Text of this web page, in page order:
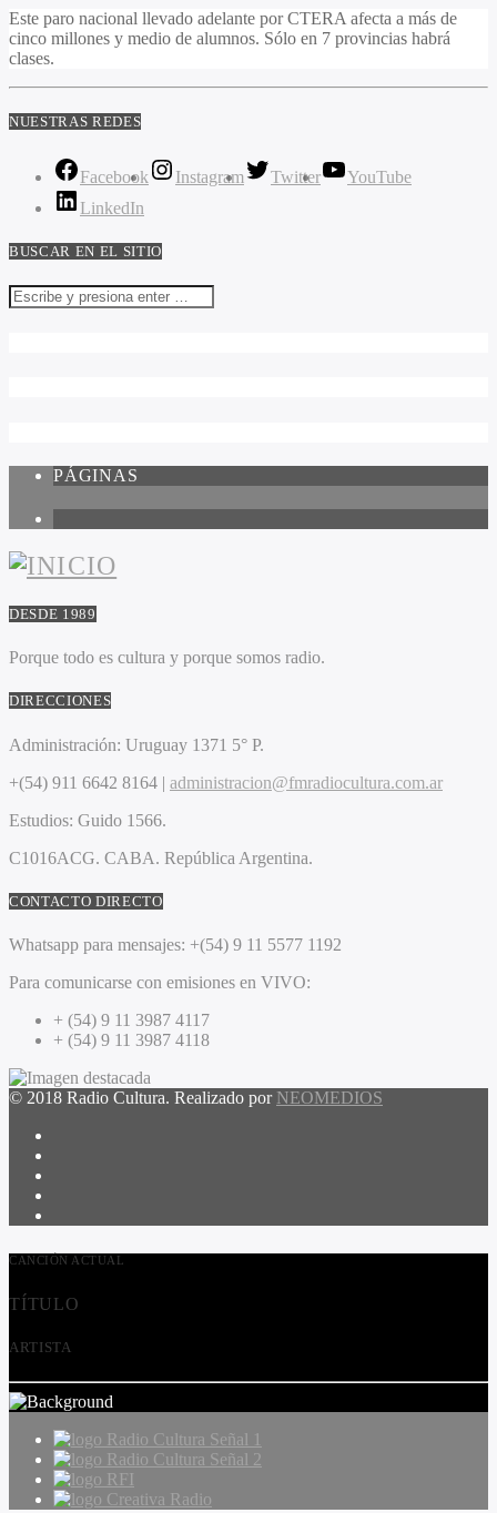
Este paro nacional llevado adelante por CTERA afecta a más de
cinco millones y medio de alumnos. Sólo en 7 provincias habrá
clases.
NUESTRAS REDES
Facebook Instagram Twitter
YouTube
LinkedIn
BUSCAR EN EL SITIO
PÁGINAS
DESDE 1989
Porque todo es cultura y porque somos radio.
DIRECCIONES
Administración: Uruguay 1371 5° P.
+(54) 911 6642 8164 | administracion@fmradiocultura.com.ar
Estudios: Guido 1566.
C1016ACG. CABA. República Argentina.
CONTACTO DIRECTO
Whatsapp para mensajes: +(54) 9 11 5577 1192
Para comunicarse con emisiones en VIVO:
+ (54) 9 11 3987 4117
+ (54) 9 11 3987 4118
© 2018 Radio Cultura. Realizado por NEOMEDIOS
CANCIÓN ACTUAL
TÍTULO
ARTISTA
Radio Cultura Señal 1
Radio Cultura Señal 2
RFI
Creativa Radio